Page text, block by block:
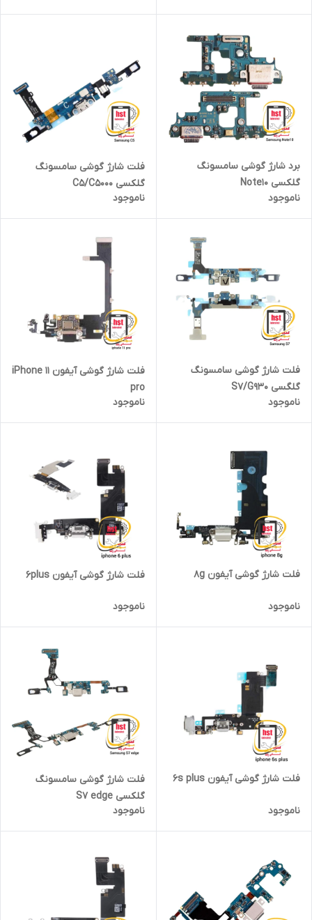
برد شارژ گوشی سامسونگ
گلکسی Note10
ناموجود
فلت شارژ گوشی سامسونگ
گلکسی C5/C5000
ناموجود
فلت شارژ گوشی سامسونگ
گلگسی S7/G930
ناموجود
فلت شارژ گوشی آیفون iPhone 11
pro
ناموجود
فلت شارژ گوشی آیفون 8g
ناموجود
فلت شارژ گوشی آیفون 6plus
ناموجود
فلت شارژ گوشی آیفون 6s plus
ناموجود
فلت شارژ گوشی سامسونگ
گلکسی S7 edge
ناموجود